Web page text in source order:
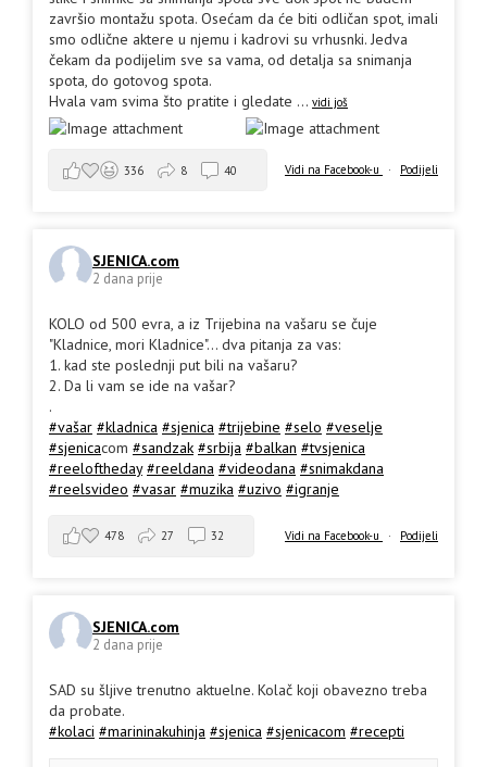
završio montažu spota. Osećam da će biti odličan spot, imali
smo odlične aktere u njemu i kadrovi su vrhusnki. Jedva
čekam da podijelim sve sa vama, od detalja sa snimanja
spota, do gotovog spota.
Hvala vam svima što pratite i gledate ... vidi još
Vidi na Facebook-u · Podijeli
336 8 40
SJENICA.com
2 dana prije
KOLO od 500 evra, a iz Trijebina na vašaru se čuje
"Kladnice, mori Kladnice"... dva pitanja za vas:
1. kad ste poslednji put bili na vašaru?
2. Da li vam se ide na vašar?
.
#vašar #kladnica #sjenica #trijebine #selo #veselje
#sjenicacom #sandzak #srbija #balkan #tvsjenica
#reeloftheday #reeldana #videodana #snimakdana
#reelsvideo #vasar #muzika #uzivo #igranje
Vidi na Facebook-u · Podijeli
478 27 32
SJENICA.com
2 dana prije
SAD su šljive trenutno aktuelne. Kolač koji obavezno treba
da probate.
#kolaci #marininakuhinja #sjenica #sjenicacom #recepti